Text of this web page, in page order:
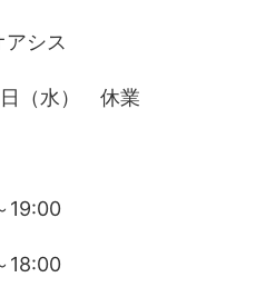
アシス
日（水） 休業
19:00
18:00